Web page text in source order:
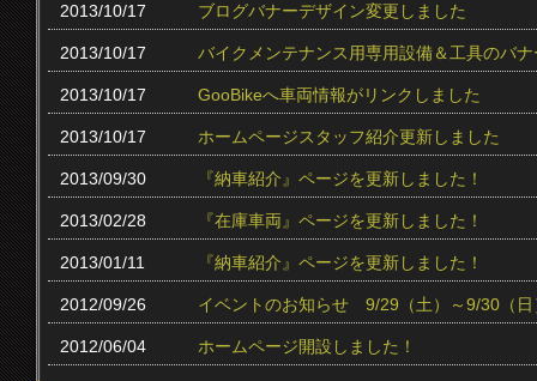
2013/10/17 ブログバナーデザイン変更しました
2013/10/17 バイクメンテナンス用専用設備＆工具のバ
2013/10/17 GooBikeへ車両情報がリンクしました
2013/10/17 ホームページスタッフ紹介更新しました
2013/09/30 『納車紹介』ページを更新しました！
2013/02/28 『在庫車両』ページを更新しました！
2013/01/11 『納車紹介』ページを更新しました！
2012/09/26 イベントのお知らせ 9/29（土）～9/30（日
2012/06/04 ホームページ開設しました！